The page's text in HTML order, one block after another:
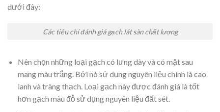
dưới đây:
Các tiêu chí đánh giá gạch lát sàn chất lượng
Nên chọn những loại gạch có lưng dày và có mặt sau
mang màu trắng. Bởi nó sử dụng nguyên liệu chính là cao
lanh và tràng thạch. Loại gạch này được đánh giá là tốt
hơn gạch màu đỏ sử dụng nguyên liệu đất sét.